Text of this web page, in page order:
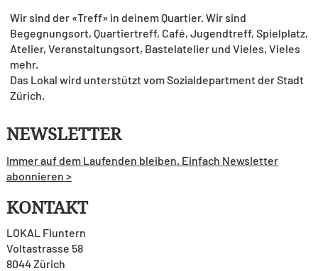
KONTAKT
LOKAL Fluntern
Voltastrasse 58
8044 Zürich
Wir sind der «Treff» in deinem Quartier. Wir sind
Begegnungsort, Quartiertreff, Café, Jugendtreff, Spielplatz,
Atelier, Veranstaltungsort, Bastelatelier und Vieles, Vieles
mehr.
Das Lokal wird unterstützt vom Sozialdepartment der Stadt
Zürich.
NEWSLETTER
Immer auf dem Laufenden bleiben. Einfach Newsletter
abonnieren >